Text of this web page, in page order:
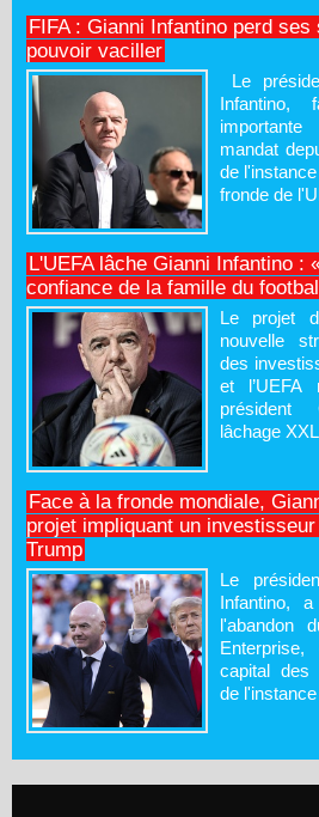
FIFA : Gianni Infantino perd
pouvoir vaciller
Le
mandat
de
fronde de
L'UEFA lâche Gianni Infantino :
confiance de la famille du
Le projet
nouvelle
des
et
président
lâchage
Face à la fronde mondiale,
projet impliquant un
Trump
Le
Infantino,
l'abandon
capital des
de